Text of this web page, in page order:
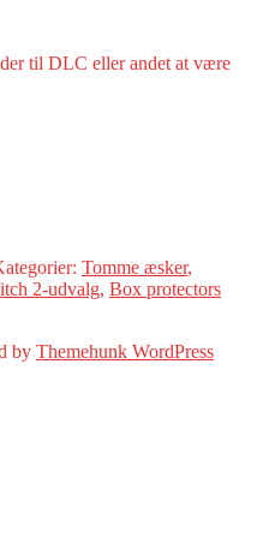
til DLC eller andet at være
Tomme æsker,
2-udvalg, Box protectors
by Themehunk WordPress